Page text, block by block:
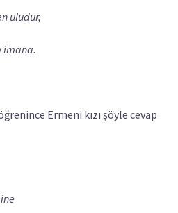
uludur,
imana.
Ermeni kızı şöyle cevap